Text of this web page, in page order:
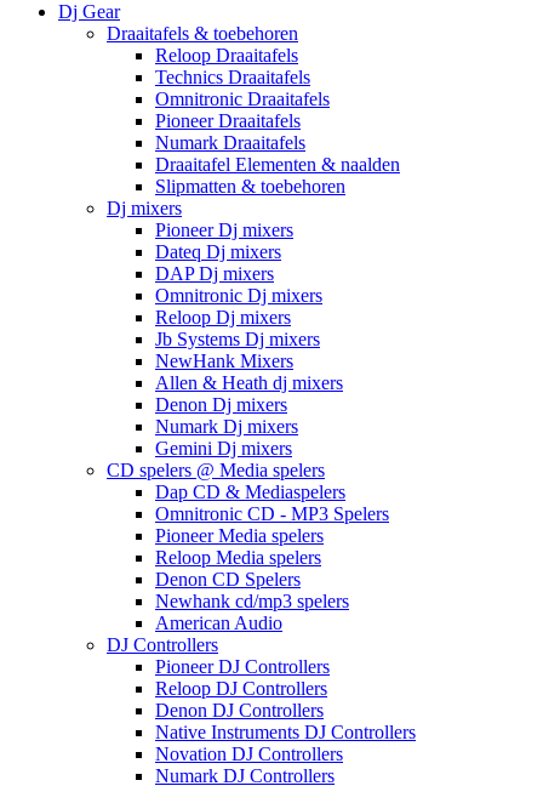
Dj Gear
Draaitafels & toebehoren
Reloop Draaitafels
Technics Draaitafels
Omnitronic Draaitafels
Pioneer Draaitafels
Numark Draaitafels
Draaitafel Elementen & naalden
Slipmatten & toebehoren
Dj mixers
Pioneer Dj mixers
Dateq Dj mixers
DAP Dj mixers
Omnitronic Dj mixers
Reloop Dj mixers
Jb Systems Dj mixers
NewHank Mixers
Allen & Heath dj mixers
Denon Dj mixers
Numark Dj mixers
Gemini Dj mixers
CD spelers @ Media spelers
Dap CD & Mediaspelers
Omnitronic CD - MP3 Spelers
Pioneer Media spelers
Reloop Media spelers
Denon CD Spelers
Newhank cd/mp3 spelers
American Audio
DJ Controllers
Pioneer DJ Controllers
Reloop DJ Controllers
Denon DJ Controllers
Native Instruments DJ Controllers
Novation DJ Controllers
Numark DJ Controllers